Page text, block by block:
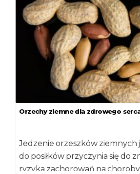
Orzechy ziemne dla zdrowego
Jedzenie orzeszków ziemnych
do posiłków przyczynia się do
ryzyka zachorowań na